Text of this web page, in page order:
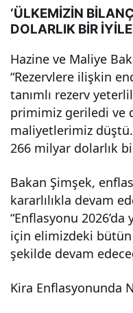
‘ÜLKEMİZİN
DOLARLIK BİR
Hazine ve Maliye
“Rezervlere ilişkin
tanımlı rezerv
primimiz geriledi ve
maliyetlerimiz
266 milyar dolarlık
Bakan Şimşek,
kararlılıkla devam
“Enflasyonu
için elimizdeki
şekilde devam
Kira Enflasyonunda
nda
olac
ak